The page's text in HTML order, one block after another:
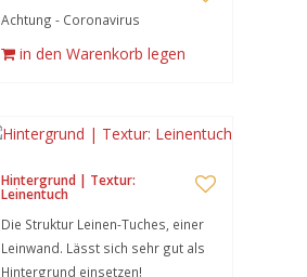
Achtung - Coronavirus
in den Warenkorb legen
Hintergrund | Textur:
Leinentuch
Die Struktur Leinen-Tuches, einer
Leinwand. Lässt sich sehr gut als
Hintergrund einsetzen!